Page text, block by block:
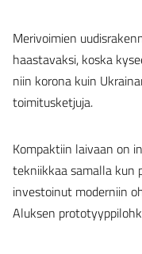
Merivoimien
haastavaksi, koska
niin korona kuin
toimitusketjuja.
Kompaktiin laivaan on
tekniikkaa samalla kun
investoinut moderniin
Aluksen